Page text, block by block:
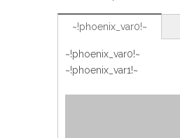
~!phoenix_var0!~
~!phoenix_var0!~
~!phoenix_var1!~